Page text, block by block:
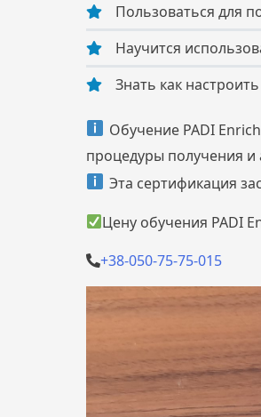
Пользоваться для
Научится
Знать как
Обучение PADI
процедуры получения и
Эта сертификация
Цену обучения PADI
+38-050-75-75-015